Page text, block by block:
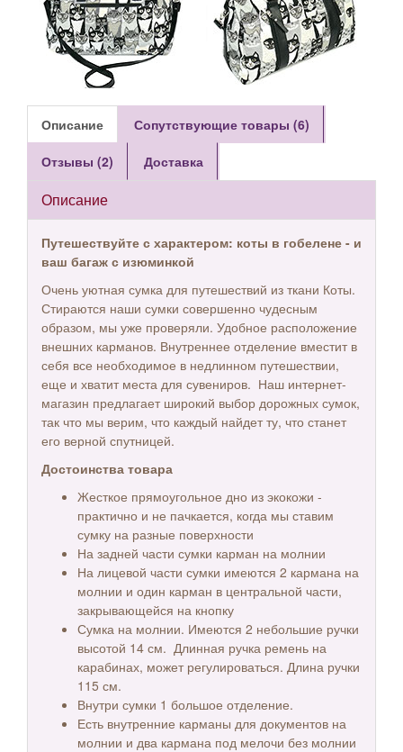
Описание Сопутствующие товары (6)
Отзывы (2) Доставка
Описание
Путешествуйте с характером: коты в гобелене - и
ваш багаж с изюминкой
Очень уютная сумка для путешествий из ткани Коты.
Стираются наши сумки совершенно чудесным
образом, мы уже проверяли. Удобное расположение
внешних карманов. Внутреннее отделение вместит в
себя все необходимое в недлинном путешествии,
еще и хватит места для сувениров. Наш интернет-
магазин предлагает широкий выбор дорожных сумок,
так что мы верим, что каждый найдет ту, что станет
его верной спутницей.
Достоинства товара
Жесткое прямоугольное дно из экокожи -
практично и не пачкается, когда мы ставим
сумку на разные поверхности
На задней части сумки карман на молнии
На лицевой части сумки имеются 2 кармана на
молнии и один карман в центральной части,
закрывающейся на кнопку
Сумка на молнии. Имеются 2 небольшие ручки
высотой 14 см. Длинная ручка ремень на
карабинах, может регулироваться. Длина ручки
115 см.
Внутри сумки 1 большое отделение.
Есть внутренние карманы для документов на
молнии и два кармана под мелочи без молнии